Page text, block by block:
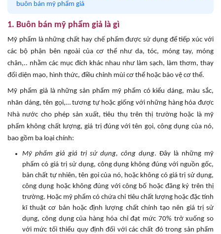
buôn bán mỹ phẩm giả
1. Buôn bán mỹ phẩm giả là gì
Mỹ phẩm là những chất hay chế phẩm được sử dụng để tiếp xúc với
các bộ phận bên ngoài của cơ thể như da, tóc, móng tay, móng
chân,.. nhằm các mục đích khác nhau như làm sạch, làm thơm, thay
đổi diện mạo, hình thức, điều chỉnh mùi cơ thể hoặc bảo vệ cơ thể.
Mỹ phẩm giả là những sản phẩm mỹ phẩm có kiểu dáng, màu sắc,
nhãn dáng, tên gọi,… tương tự hoặc giống với những hàng hóa được
Nhà nước cho phép sản xuất, tiêu thụ trên thị trường hoặc là mỹ
phẩm không chất lượng, giá trị đúng với tên gọi, công dụng của nó,
bao gồm ba loại chính:
Mỹ phẩm giả giá trị sử dụng, công dụng. Đây là những mỹ
phẩm có giá trị sử dụng, công dụng không đúng với nguồn gốc,
bản chất tự nhiên, tên gọi của nó, hoặc không có giá trị sử dụng,
công dụng hoặc không đúng với công bố hoặc đăng ký trên thị
trường. Hoặc mỹ phẩm có chứa chỉ tiêu chất lượng hoặc đặc tính
kĩ thuật cơ bản hoặc định lượng chất chính tạo nên giá trị sử
dụng, công dụng của hàng hóa chỉ đạt mức 70% trở xuống so
với mức tối thiểu quy định đối với các chất đó trong sản phẩm